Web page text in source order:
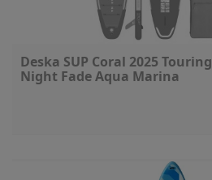
Deska SUP Coral 2025 Touring
Night Fade Aqua Marina